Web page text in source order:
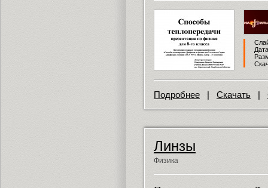
Подробнее | Скачать |
Линзы
Физика